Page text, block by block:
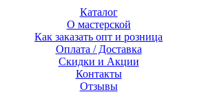
Каталог
О мастерской
Как заказать опт и розница
Оплата / Доставка
Скидки и Акции
Контакты
Отзывы